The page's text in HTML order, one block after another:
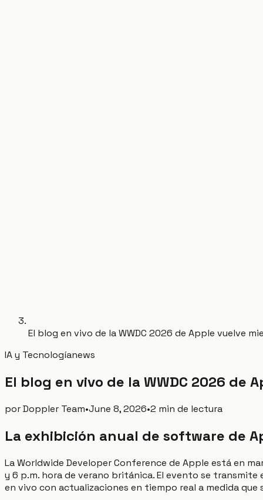
El blog en vivo de la WWDC 2026 de Apple vuelve
IA y Tecnologíanews
El blog en vivo de la WWDC 2026
porDoppler Team•June 8, 2026•2 min de lectura
La exhibición anual de software de
La Worldwide Developer Conference de Apple está en
y 6 p.m. hora de verano británica. El evento se transmite
en vivo con actualizaciones en tiempo real a medida que